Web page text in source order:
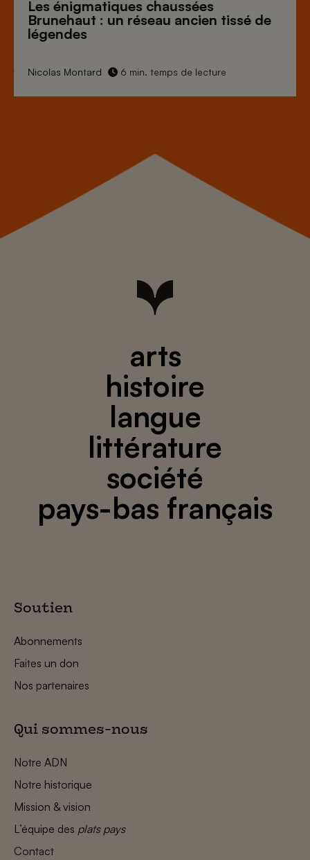
Les énigmatiques chaussées
Brunehaut : un réseau ancien tissé de
légendes
Nicolas Montard 6 min. temps de lecture
arts
histoire
langue
littérature
société
pays-bas français
Soutien
Abonnements
Faites un don
Nos partenaires
Qui sommes-nous
Notre ADN
Notre historique
Mission & vision
L’équipe des plats pays
Contact